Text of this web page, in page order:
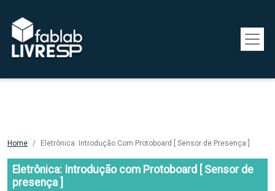
Home Eletrônica: Introdução Com Protoboard [ Sensor de Presença ]
Eletrônica: Introdução com Protoboard [ Sensor de
presença ]